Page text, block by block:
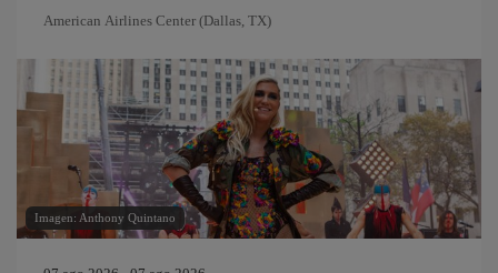
American Airlines Center (Dallas, TX)
Imagen: Anthony Quintano